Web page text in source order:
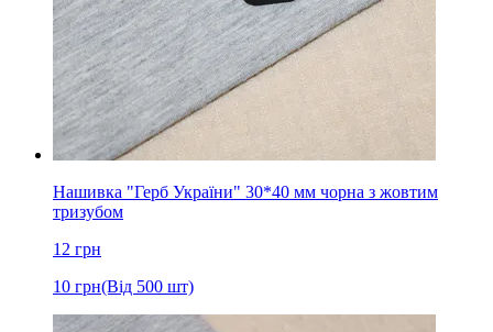
Нашивка "Герб України" 30*40 мм чорна з жовтим
тризубом
12 грн
10 грн(Від 500 шт)